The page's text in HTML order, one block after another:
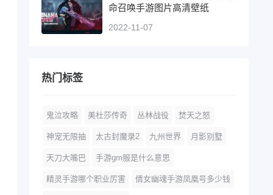
命召唤手游图片高清壁纸
2022-11-07
热门标签
鬼泣攻略 美杜莎传奇 丛林战役 焚天之怒
神宠无限抽 太古封魔录2 九州世界 月影别墅
天刀大嘴巴 手游gm服是什么意思
精灵手游哪个职业厉害 倩女幽魂手游凤凰号多少钱